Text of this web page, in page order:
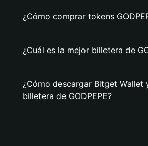
¿Cómo comprar tokens
¿Cuál es la mejor billetera de
¿Cómo descargar Bitget Wallet
billetera de GODPEPE?